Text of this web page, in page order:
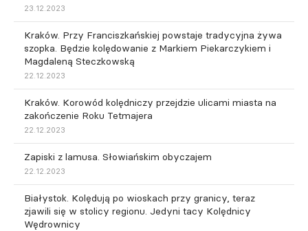
23.12.2023
Kraków. Przy Franciszkańskiej powstaje tradycyjna żywa
szopka. Będzie kolędowanie z Markiem Piekarczykiem i
Magdaleną Steczkowską
22.12.2023
Kraków. Korowód kolędniczy przejdzie ulicami miasta na
zakończenie Roku Tetmajera
22.12.2023
Zapiski z lamusa. Słowiańskim obyczajem
22.12.2023
Białystok. Kolędują po wioskach przy granicy, teraz
zjawili się w stolicy regionu. Jedyni tacy Kolędnicy
Wędrownicy